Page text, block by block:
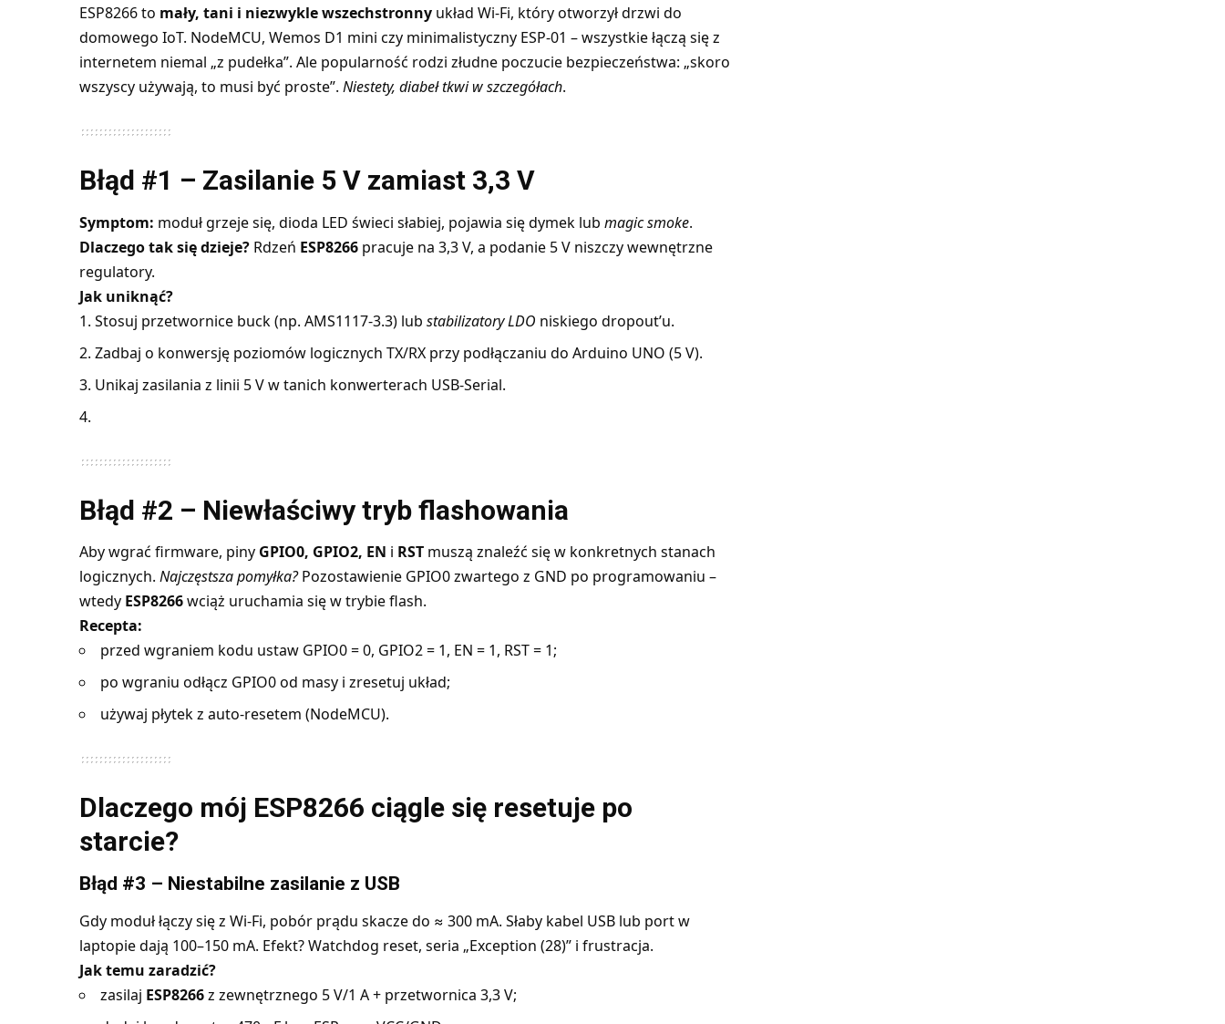
ESP8266to mały, tani i niezwykle wszechstronnyukład Wi-Fi, który otworzył drzwi do
domowego IoT. NodeMCU, Wemos D1 mini czy minimalistyczny ESP-01 – wszystkie łączą się z
internetem niemal „z pudełka”. Ale popularność rodzi złudne poczucie bezpieczeństwa: „skoro
wszyscy używają, to musi być proste”. Niestety, diabeł tkwi w szczegółach.
Błąd #1 – Zasilanie 5 V zamiast 3,3 V
Symptom: moduł grzeje się, dioda LED świeci słabiej, pojawia się dymek lub magic smoke.
Dlaczego tak się dzieje?Rdzeń ESP8266pracuje na 3,3 V, a podanie 5 V niszczy wewnętrzne
regulatory.
Jak uniknąć?
Stosuj przetwornice buck (np. AMS1117-3.3) lub stabilizatory LDO niskiego dropout’u.
Zadbaj o konwersję poziomów logicznych TX/RX przy podłączaniu do Arduino UNO (5 V).
Unikaj zasilania z linii 5 V w tanich konwerterach USB-Serial.
Błąd #2 – Niewłaściwy tryb flashowania
Aby wgrać firmware, piny GPIO0, GPIO2, EN i RSTmuszą znaleźć się w konkretnych stanach
logicznych. Najczęstsza pomyłka?Pozostawienie GPIO0 zwartego z GND po programowaniu –
wtedy ESP8266wciąż uruchamia się w trybie flash.
Recepta:
przed wgraniem kodu ustaw GPIO0 = 0, GPIO2 = 1, EN = 1, RST = 1;
po wgraniu odłącz GPIO0 od masy i zresetuj układ;
używaj płytek z auto-resetem (NodeMCU).
Dlaczego mój ESP8266 ciągle się resetuje po
starcie?
Błąd #3 – Niestabilne zasilanie z USB
Gdy moduł łączy się z Wi-Fi, pobór prądu skacze do ≈ 300 mA. Słaby kabel USB lub port w
laptopie dają 100–150 mA. Efekt? Watchdog reset, seria „Exception (28)” i frustracja.
Jak temu zaradzić?
zasilaj ESP8266z zewnętrznego 5 V/1 A + przetwornica 3,3 V;